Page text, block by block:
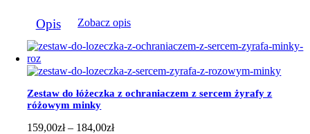
do
produkt
ma
wiele
wariantów.
Opcje
można
wybrać
na
stronie
Opis Zobacz opis
Zestaw do łóżeczka z ochraniaczem z sercem żyrafy z
różowym minky
159,00zł – 184,00złZakres